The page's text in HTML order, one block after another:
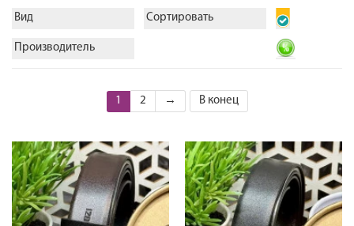
Вид Сортировать
Производитель
1 2 → В конец